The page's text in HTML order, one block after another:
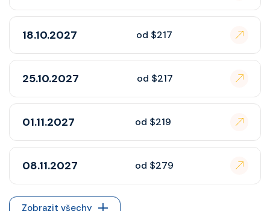
18.10.2027 od $217
25.10.2027 od $217
01.11.2027 od $219
08.11.2027 od $279
Zobrazit všechy